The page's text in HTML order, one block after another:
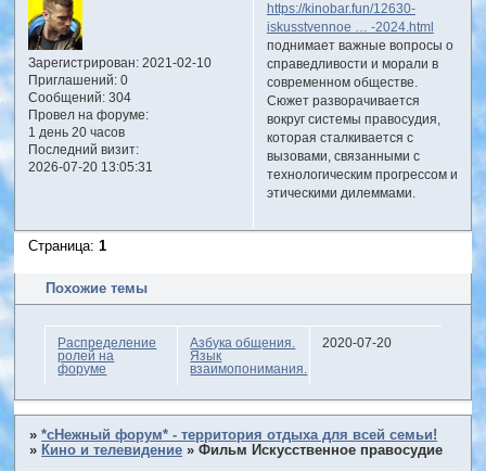
Зарегистрирован: 2021-02-10
Приглашений:0
Сообщений:304
Провел на форуме:
1 день 20 часов
Последний визит:
2026-07-20 13:05:31
https://kinobar.fun/12630-
iskusstvennoe … -2024.html
поднимает важные вопросы о
справедливости и морали в
современном обществе.
Сюжет разворачивается
вокруг системы правосудия,
которая сталкивается с
вызовами, связанными с
технологическим прогрессом и
этическими дилеммами.
Страница:1
Похожие темы
Распределение
ролей на
форуме
Азбука общения.
Язык
взаимопонимания.
2020-07-20
»*сНежный форум* - территория отдыха для всей семьи!
» Кино и телевидение »Фильм Искусственное правосудие